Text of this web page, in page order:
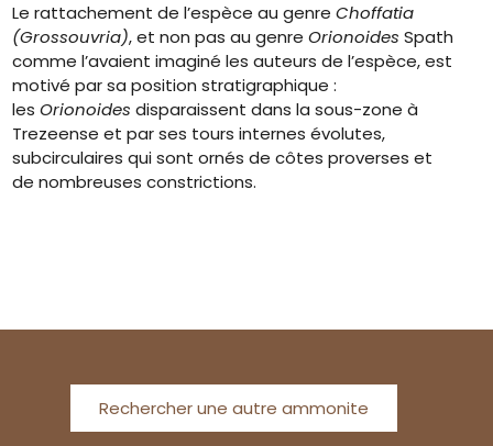
Le rattachement de l’espèce au genreChoffatia
(Grossouvria), et non pas au genreOrionoides Spath
comme l’avaient imaginé les auteurs de l’espèce, est
motivé par sa position stratigraphique :
lesOrionoides disparaissent dans la sous-zone à
Trezeense et par ses tours internes évolutes,
subcirculaires qui sont ornés de côtes proverses et
de nombreuses constrictions.
Rechercher une autre ammonite